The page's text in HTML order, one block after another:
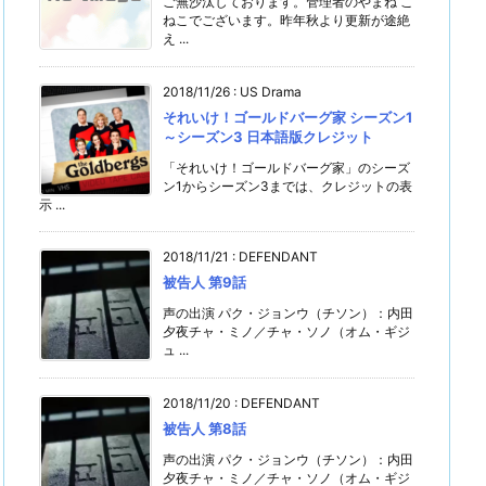
ねこでございます。昨年秋より更新が途絶
え ...
2018/11/26 : US Drama
それいけ！ゴールドバーグ家 シーズン1
～シーズン3 日本語版クレジット
「それいけ！ゴールドバーグ家」のシーズ
ン1からシーズン3までは、クレジットの表
示 ...
2018/11/21 : DEFENDANT
被告人 第9話
声の出演 パク・ジョンウ（チソン）：内田
夕夜チャ・ミノ／チャ・ソノ（オム・ギジ
ュ ...
2018/11/20 : DEFENDANT
被告人 第8話
声の出演 パク・ジョンウ（チソン）：内田
夕夜チャ・ミノ／チャ・ソノ（オム・ギジ